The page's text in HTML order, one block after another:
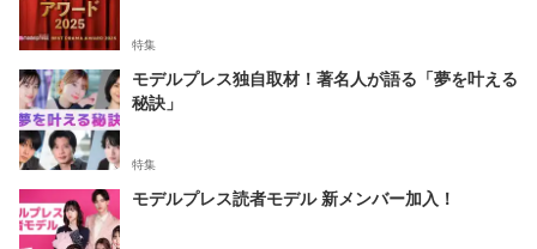
特集
モデルプレス独自取材！著名人が語る「夢を叶える
秘訣」
特集
モデルプレス読者モデル 新メンバー加入！